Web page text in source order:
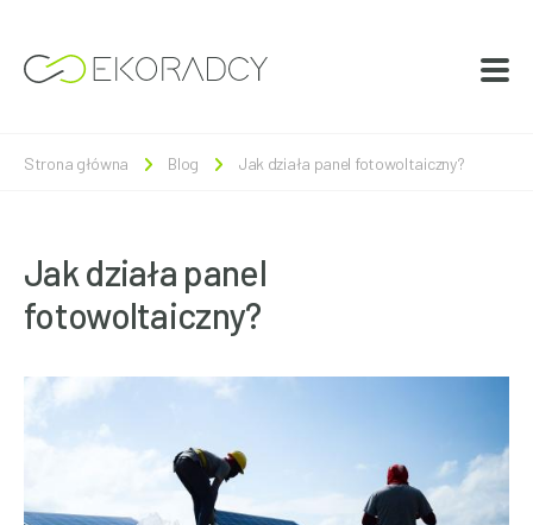
Strona główna Blog Jak działa panel fotowoltaiczny?
Jak działa panel
fotowoltaiczny?